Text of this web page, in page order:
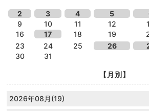
2
3 4 5
9
10 11 12
16
17 18 19
23
24 25 26
30
31
【月別】
2026年08月(19)